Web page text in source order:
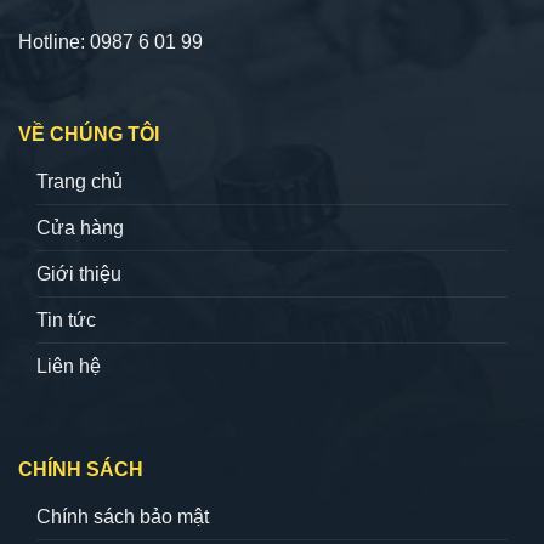
Hotline: 0987 6 01 99
VỀ CHÚNG TÔI
Trang chủ
Cửa hàng
Giới thiệu
Tin tức
Liên hệ
CHÍNH SÁCH
Chính sách bảo mật